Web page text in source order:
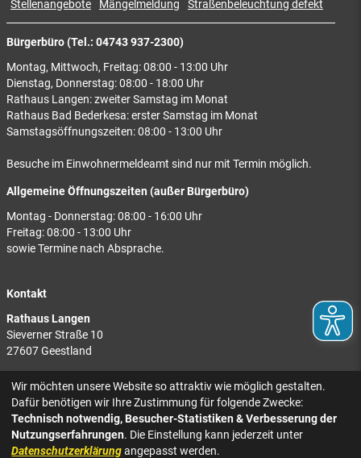
Bürgerbüro (Tel.: 04743 937-2300)
Montag, Mittwoch, Freitag: 08:00 - 13:00 Uhr
Dienstag, Donnerstag: 08:00 - 18:00 Uhr
Rathaus Langen: zweiter Samstag im Monat
Rathaus Bad Bederkesa: erster Samstag im Monat
Samstagsöffnungszeiten: 08:00 - 13:00 Uhr
Besuche im Einwohnermeldeamt sind nur mit Termin möglich.
Allgemeine Öffnungszeiten (außer Bürgerbüro)
Montag - Donnerstag: 08:00 - 16:00 Uhr
Freitag: 08:00 - 13:00 Uhr
sowie Termine nach Absprache.
Kontakt
Rathaus Langen
Sieverner Straße 10
27607 Geestland
Rathaus Bad Bederkesa
Am Markt 8
27624 Geestland
Tel.: 04743 937-2300
Stellenangebote
Mängelmeldung Straßenbeleuchtung defekt
Wir möchten unsere Website so attraktiv wie möglich gestalten.
Dafür benötigen wir Ihre Zustimmung für folgende Zwecke:
Technisch notwendig, Besucher-Statistiken & Verbesserung der
Nutzungserfahrungen. Die Einstellung kann jederzeit unter
Datenschutzerklärungangepasst werden.